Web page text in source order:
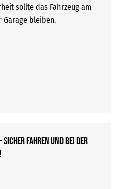
sollte das Fahrzeug am
Garage bleiben.
sicher Fahren und bei der